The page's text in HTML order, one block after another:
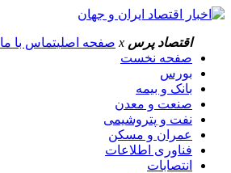
اقتصاد پرس x صفحه اصلیتماس با ما
صفحه نخست
بورس
بانک و بیمه
صنعت و معدن
نفت و پتروشیمی
عمران و مسکن
فناوری اطلاعات
انتصابات